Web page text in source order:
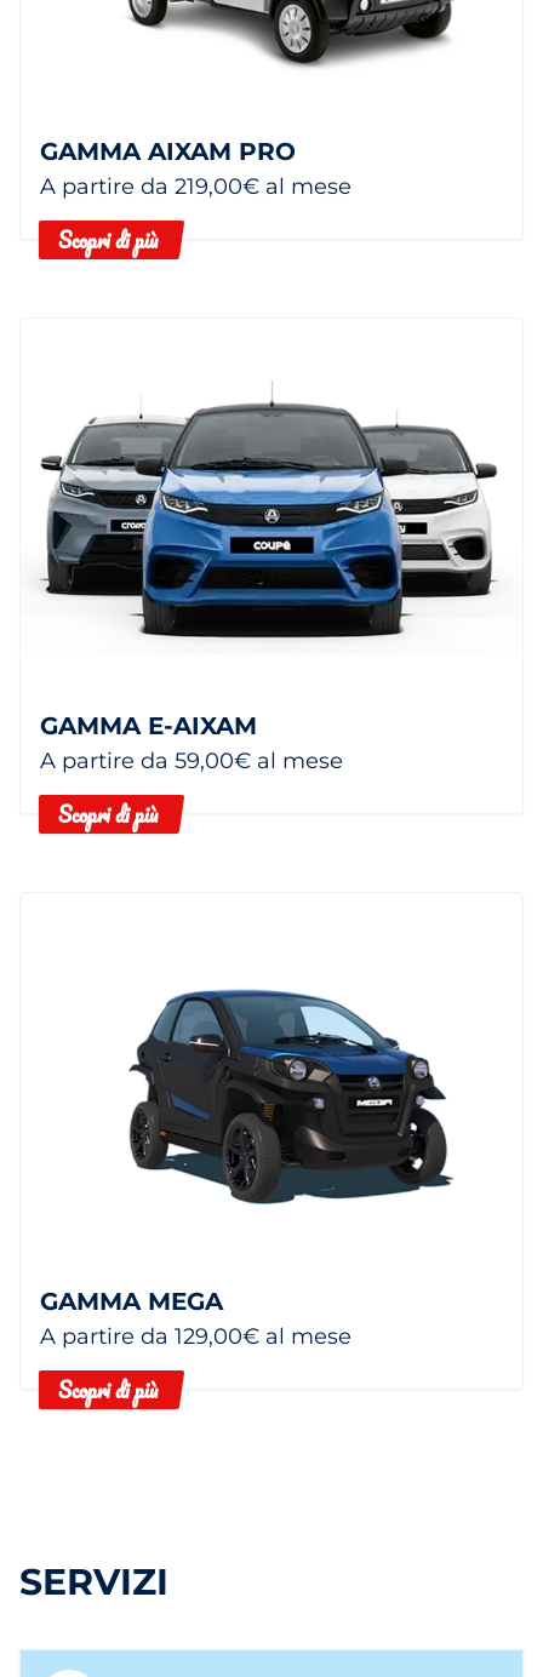
GAMMA AIXAM PRO
A partire da 219,00€ al mese
Scopri di più
GAMMA E-AIXAM
A partire da 59,00€ al mese
Scopri di più
GAMMA MEGA
A partire da 129,00€ al mese
Scopri di più
SERVIZI